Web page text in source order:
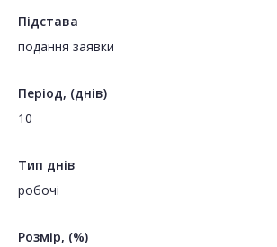
Підстава
подання заявки
Період, (днів)
10
Тип днів
робочі
Розмір, (%)